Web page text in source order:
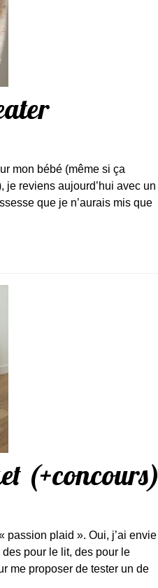
mon bébé (même si ça
je reviens aujourd’hui avec un
que je n’aurais mis que
(+concours)
passion plaid ». Oui, j’ai envie
pour le lit, des pour le
me proposer de tester un de